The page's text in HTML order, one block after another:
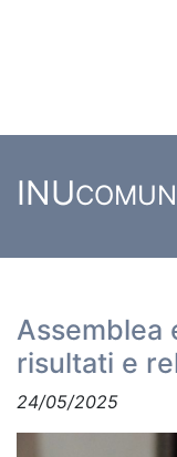
INU
Assemblea
risultati e
24/05/2025